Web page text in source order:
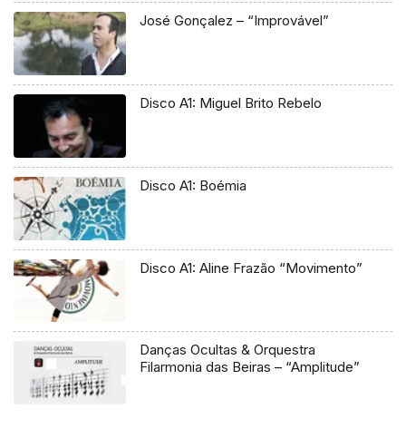
José Gonçalez – “Improvável”
Disco A1: Miguel Brito Rebelo
Disco A1: Boémia
Disco A1: Aline Frazão “Movimento”
Danças Ocultas & Orquestra
Filarmonia das Beiras – “Amplitude”